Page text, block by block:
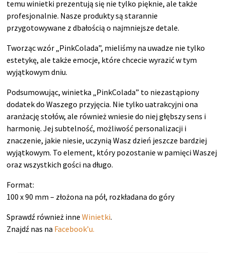
temu winietki prezentują się nie tylko pięknie, ale także
profesjonalnie. Nasze produkty są starannie
przygotowywane z dbałością o najmniejsze detale.
Tworząc wzór „PinkColada”, mieliśmy na uwadze nie tylko
estetykę, ale także emocje, które chcecie wyrazić w tym
wyjątkowym dniu.
Podsumowując, winietka „PinkColada” to niezastąpiony
dodatek do Waszego przyjęcia. Nie tylko uatrakcyjni ona
aranżację stołów, ale również wniesie do niej głębszy sens i
harmonię. Jej subtelność, możliwość personalizacji i
znaczenie, jakie niesie, uczynią Wasz dzień jeszcze bardziej
wyjątkowym. To element, który pozostanie w pamięci Waszej
oraz wszystkich gości na długo.
Format:
100 x 90 mm – złożona na pół, rozkładana do góry
Sprawdź również inneWinietki.
Znajdź nas na Facebook’u.